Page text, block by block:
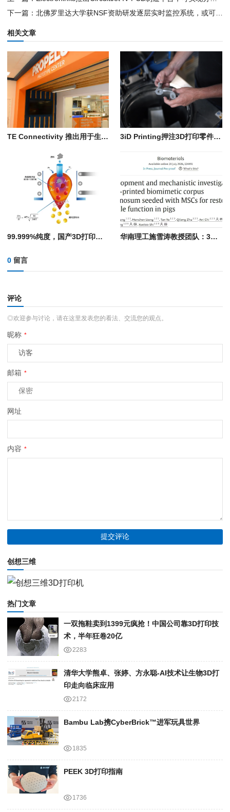
相关文章
TE Connectivity 推出用于生产导管轴的自动化3D打印工艺 3iD Printing押注3D打印零件自动化后处理工序，以扩大生产规模
99.999%纯度，国产3D打印难熔金属粉末的&quot;硬核突围&quot; 华南理工施雪涛教授团队：3D打印仿生水凝胶海绵体 → 恢复雄性猪勃起功能
0 留言
评论
◎欢迎参与讨论，请在这里发表您的看法、交流您的观点。
昵称 *
邮箱 *
网址
内容 *
创想三维
热门文章
一双拖鞋卖到1399元疯抢！中国公司靠3D打印技
术，半年狂卷20亿
2283
清华大学熊卓、张婷、方永聪-AI技术让生物3D打
印走向临床应用
2172
Bambu Lab携Cyber​​Brick™进军玩具世界
1835
PEEK 3D打印指南
1736